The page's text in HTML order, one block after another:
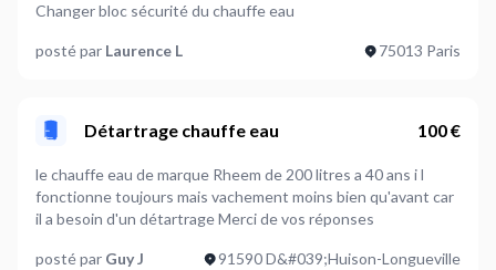
Changer bloc sécurité du chauffe eau
posté par Laurence L 75013 Paris
Détartrage chauffe eau 100 €
le chauffe eau de marque Rheem de 200 litres a 40 ans i l
fonctionne toujours mais vachement moins bien qu'avant car
il a besoin d'un détartrage Merci de vos réponses
posté par Guy J 91590 D&#039;Huison-Longueville